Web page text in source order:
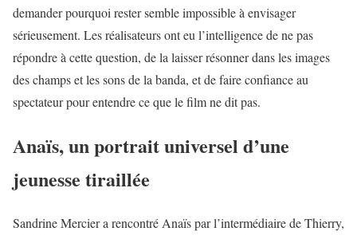
demander pourquoi rester semble impossible à envisager
sérieusement. Les réalisateurs ont eu l’intelligence de ne pas
répondre à cette question, de la laisser résonner dans les images
des champs et les sons de la banda, et de faire confiance au
spectateur pour entendre ce que le film ne dit pas.
Anaïs, un portrait universel d’une
jeunesse tiraillée
Sandrine Mercier a rencontré Anaïs par l’intermédiaire de Thierry,